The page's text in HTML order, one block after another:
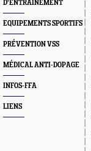
D'ENTRAINEMENT
EQUIPEMENTS SPORTIFS
PRÉVENTION VSS
MÉDICAL ANTI-DOPAGE
INFOS-FFA
LIENS